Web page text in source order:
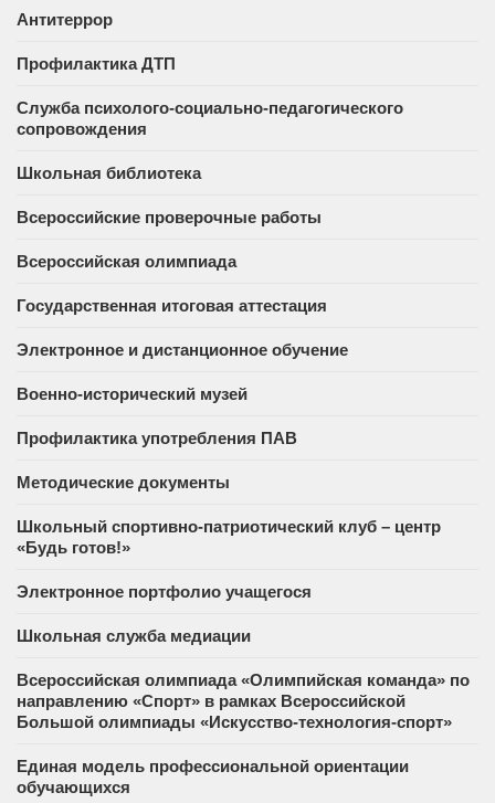
Антитеррор
Профилактика ДТП
Служба психолого-социально-педагогического
сопровождения
Школьная библиотека
Всероссийские проверочные работы
Всероссийская олимпиада
Государственная итоговая аттестация
Электронное и дистанционное обучение
Военно-исторический музей
Профилактика употребления ПАВ
Методические документы
Школьный спортивно-патриотический клуб – центр
«Будь готов!»
Электронное портфолио учащегося
Школьная служба медиации
Всероссийская олимпиада «Олимпийская команда» по
направлению «Спорт» в рамках Всероссийской
Большой олимпиады «Искусство-технология-спорт»
Единая модель профессиональной ориентации
обучающихся